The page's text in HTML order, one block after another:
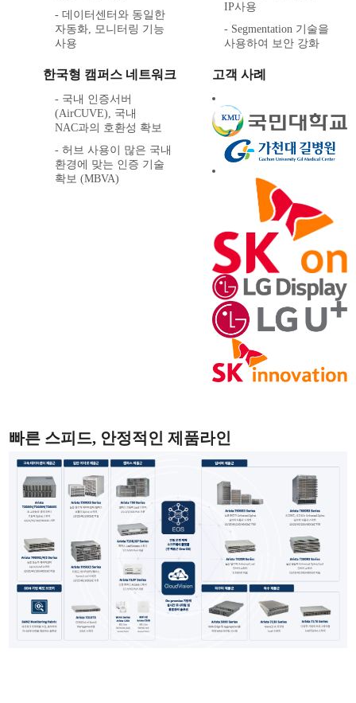
- 데이터센터와 동일한
자동화, 모니터링 기능
사용
IP사용
- Segmentation 기술을
사용하여 보안 강화
한국형 캠퍼스 네트워크
- 국내 인증서버
(AirCUVE), 국내
NAC과의 호환성 확보
- 허브 사용이 많은 국내
환경에 맞는 인증 기술
확보 (MBVA)
고객 사례
빠른 스피드, 안정적인 제품라인